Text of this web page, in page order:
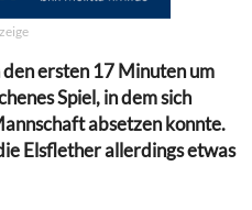
den ersten 17 Minuten um
Spiel, in dem sich
absetzen konnte.
Elsflether allerdings etwas